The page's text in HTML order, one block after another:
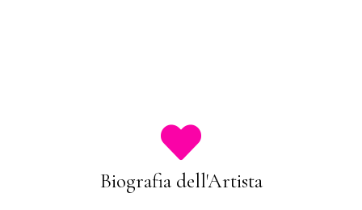
Biografia dell'Artista